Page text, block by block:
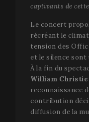
captivants de
Le concert
récréant le
tension des
et le silence sont
À la fin du
William Christie
reconnaissance
contribution
diffusion de la